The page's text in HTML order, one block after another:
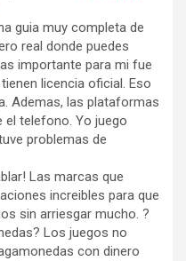
guia muy completa de
real donde puedes
importante para mi fue
licencia oficial. Eso
Ademas, las plataformas
el telefono. Yo juego
problemas de
Las marcas que
increibles para que
sin arriesgar mucho. ?
Los juegos no
con dinero